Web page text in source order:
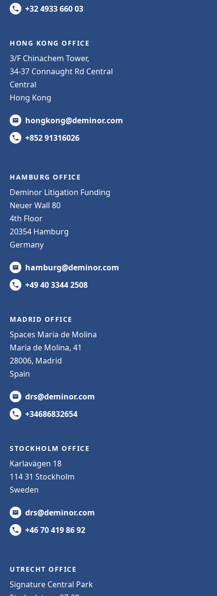
+32 4933 660 03
HONG KONG OFFICE
3/F Chinachem Tower,
34-37 Connaught Rd Central
Central
Hong Kong
hongkong@deminor.com
+852 91316026
HAMBURG OFFICE
Deminor Litigation Funding
Neuer Wall 80
4th Floor
20354 Hamburg
Germany
hamburg@deminor.com
+49 40 3344 2508
MADRID OFFICE
Spaces Maria de Molina
Maria de Molina, 41
28006, Madrid
Spain
drs@deminor.com
+34686832654
STOCKHOLM OFFICE
Karlavägen 18
114 31 Stockholm
Sweden
drs@deminor.com
+46 70 419 86 92
UTRECHT OFFICE
Signature Central Park